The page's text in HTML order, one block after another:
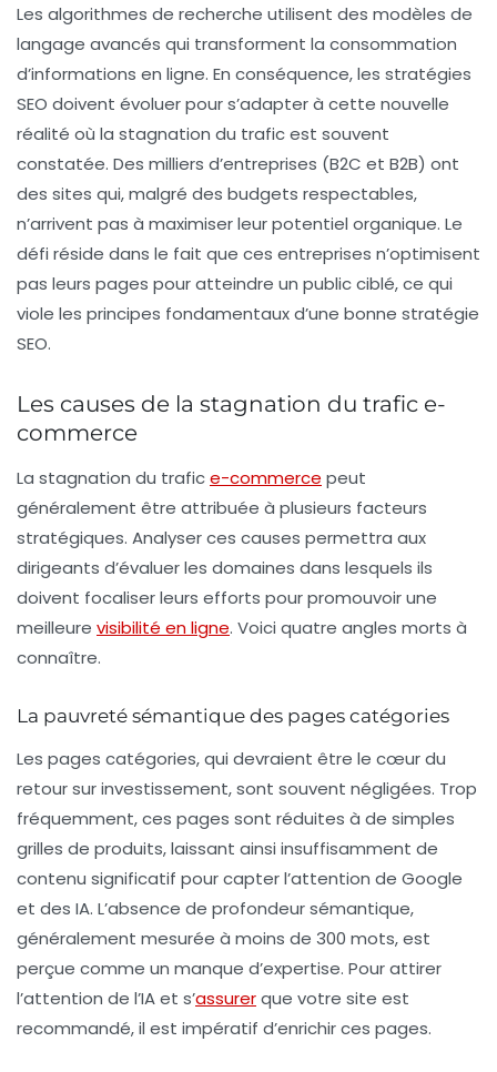
Les algorithmes de recherche utilisent des modèles de
langage avancés qui transforment la consommation
d’informations en ligne. En conséquence, les stratégies
SEO doivent évoluer pour s’adapter à cette nouvelle
réalité où la stagnation du trafic est souvent
constatée. Des milliers d’entreprises (B2C et B2B) ont
des sites qui, malgré des budgets respectables,
n’arrivent pas à maximiser leur potentiel organique. Le
défi réside dans le fait que ces entreprises n’optimisent
pas leurs pages pour atteindre un public ciblé, ce qui
viole les principes fondamentaux d’une bonne stratégie
SEO.
Les causes de la stagnation du trafic e-
commerce
La stagnation du trafice-commerce peut
généralement être attribuée à plusieurs facteurs
stratégiques. Analyser ces causes permettra aux
dirigeants d’évaluer les domaines dans lesquels ils
doivent focaliser leurs efforts pour promouvoir une
meilleure visibilité en ligne. Voici quatre angles morts à
connaître.
La pauvreté sémantique des pages catégories
Les pages catégories, qui devraient être le cœur du
retour sur investissement, sont souvent négligées. Trop
fréquemment, ces pages sont réduites à de simples
grilles de produits, laissant ainsi insuffisamment de
contenu significatif pour capter l’attention de Google
et des IA. L’absence de profondeur sémantique,
généralement mesurée à moins de 300 mots, est
perçue comme un manque d’expertise. Pour attirer
l’attention de l’IA et s’assurerque votre site est
recommandé, il est impératif d’enrichir ces pages.